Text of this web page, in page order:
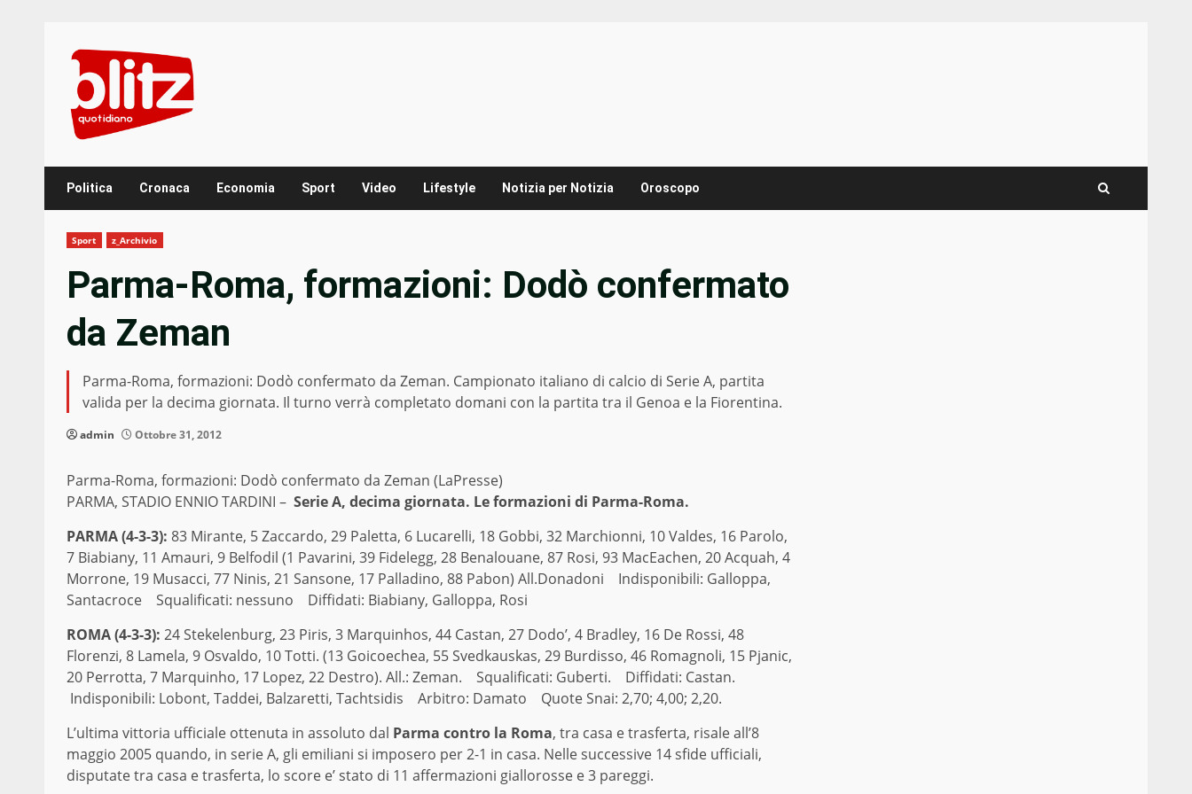
content
Politica Cronaca Economia Sport Video Lifestyle Notizia per Notizia Oroscopo
Sport z_Archivio
Parma-Roma, formazioni: Dodò confermato
da Zeman
Parma-Roma, formazioni: Dodò confermato da Zeman. Campionato italiano di calcio di Serie A, partita
valida per la decima giornata. Il turno verrà completato domani con la partita tra il Genoa e la Fiorentina.
admin Ottobre 31, 2012
Parma-Roma, formazioni: Dodò confermato da Zeman (LaPresse)
PARMA, STADIO ENNIO TARDINI – Serie A, decima giornata. Le formazioni di Parma-Roma.
PARMA (4-3-3): 83 Mirante, 5 Zaccardo, 29 Paletta, 6 Lucarelli, 18 Gobbi, 32 Marchionni, 10 Valdes, 16 Parolo,
7 Biabiany, 11 Amauri, 9 Belfodil (1 Pavarini, 39 Fidelegg, 28 Benalouane, 87 Rosi, 93 MacEachen, 20 Acquah, 4
Morrone, 19 Musacci, 77 Ninis, 21 Sansone, 17 Palladino, 88 Pabon) All.Donadoni Indisponibili: Galloppa,
Santacroce Squalificati: nessuno Diffidati: Biabiany, Galloppa, Rosi
ROMA (4-3-3): 24 Stekelenburg, 23 Piris, 3 Marquinhos, 44 Castan, 27 Dodo’, 4 Bradley, 16 De Rossi, 48
Florenzi, 8 Lamela, 9 Osvaldo, 10 Totti. (13 Goicoechea, 55 Svedkauskas, 29 Burdisso, 46 Romagnoli, 15 Pjanic,
20 Perrotta, 7 Marquinho, 17 Lopez, 22 Destro). All.: Zeman. Squalificati: Guberti. Diffidati: Castan.
Indisponibili: Lobont, Taddei, Balzaretti, Tachtsidis Arbitro: Damato Quote Snai: 2,70; 4,00; 2,20.
L’ultima vittoria ufficiale ottenuta in assoluto dal Parma contro la Roma, tra casa e trasferta, risale all’8
maggio 2005 quando, in serie A, gli emiliani si imposero per 2-1 in casa. Nelle successive 14 sfide ufficiali,
disputate tra casa e trasferta, lo score e’ stato di 11 affermazioni giallorosse e 3 pareggi.